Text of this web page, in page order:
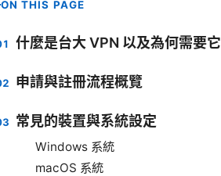
ON THIS PAGE
什麼是台大 VPN 以及為何需要它
申請與註冊流程概覽
常見的裝置與系統設定
Windows 系統
macOS 系統